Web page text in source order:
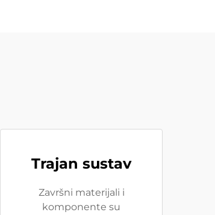
Trajan sustav
Završni materijali i
komponente su